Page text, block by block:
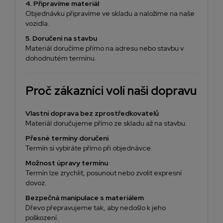
4. Připravíme materiál
Objednávku připravíme ve skladu a naložíme na naše
vozidla.
5. Doručení na stavbu
Materiál doručíme přímo na adresu nebo stavbu v
dohodnutém termínu.
Proč zákazníci volí naši dopravu
Vlastní doprava bez zprostředkovatelů
Materiál doručujeme přímo ze skladu až na stavbu.
Přesné termíny doručení
Termín si vybíráte přímo při objednávce.
Možnost úpravy termínu
Termín lze zrychlit, posunout nebo zvolit expresní
dovoz.
Bezpečná manipulace s materiálem
Dřevo přepravujeme tak, aby nedošlo k jeho
poškození.